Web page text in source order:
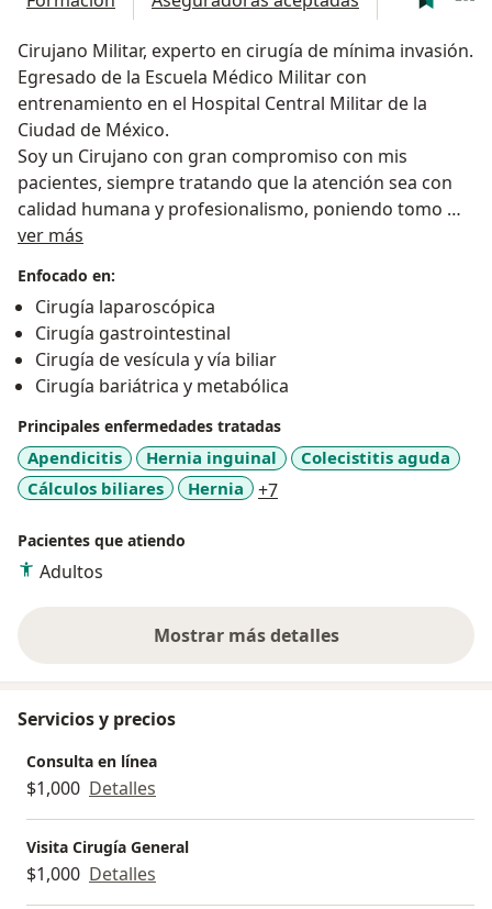
Cirujano Militar, experto en cirugía de mínima invasión.
Egresado de la Escuela Médico Militar con
entrenamiento en el Hospital Central Militar de la
Ciudad de México.
Soy un Cirujano con gran compromiso con mis
pacientes, siempre tratando que la atención sea con
calidad humana y profesionalismo, poniendo tomo mi
empeño y esfuerzo en garantizar el éxito en todos los
ver más
Enfocado en:
Cirugía laparoscópica
Cirugía gastrointestinal
Cirugía de vesícula y vía biliar
Cirugía bariátrica y metabólica
Principales enfermedades tratadas
Apendicitis Hernia inguinal
Colecistitis aguda
Cálculos biliares
Hernia +7a11y_sr_more_diseases
Pacientes que atiendo
Adultos
Mostrar más detalles
sobre la experiencia
Servicios y precios
Consulta en línea
$1,000 Detalles
Visita Cirugía General
$1,000 Detalles